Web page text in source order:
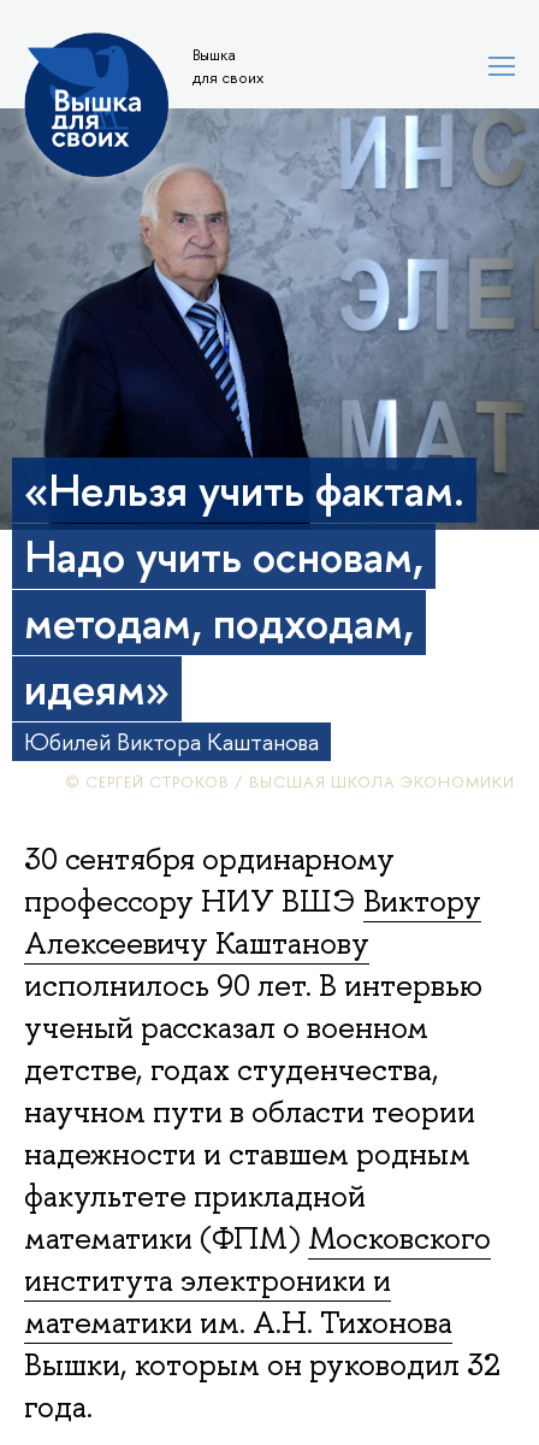
Вышка
для своих
«Нельзя учить фактам.
Надо учить основам,
методам, подходам,
идеям»
Юбилей Виктора Каштанова
© СЕРГЕЙ СТРОКОВ / ВЫСШАЯ ШКОЛА ЭКОНОМИКИ
30 сентября ординарному
профессору НИУ ВШЭ Виктору
Алексеевичу Каштанову
исполнилось 90 лет. В интервью
ученый рассказал о военном
детстве, годах студенчества,
научном пути в области теории
надежности и ставшем родным
факультете прикладной
математики (ФПМ) Московского
института электроники и
математики им. А.Н. Тихонова
Вышки, которым он руководил 32
года.